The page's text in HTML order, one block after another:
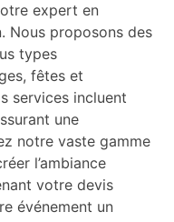
expert en
Nous proposons des
types
fêtes et
services incluent
une
notre vaste gamme
l’ambiance
votre devis
événement un